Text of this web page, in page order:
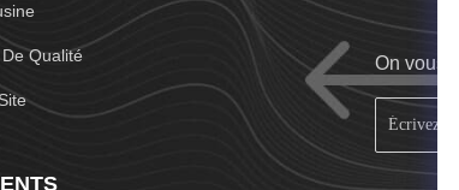
Qualité On vous